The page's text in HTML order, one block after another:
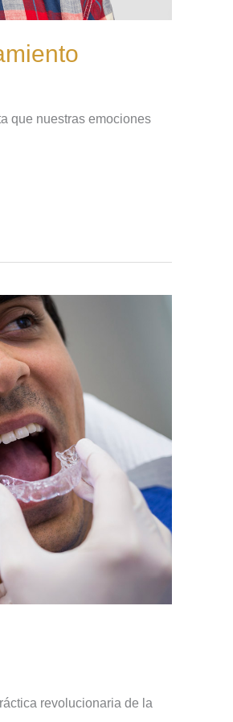
que nuestras emociones
revolucionaria de la